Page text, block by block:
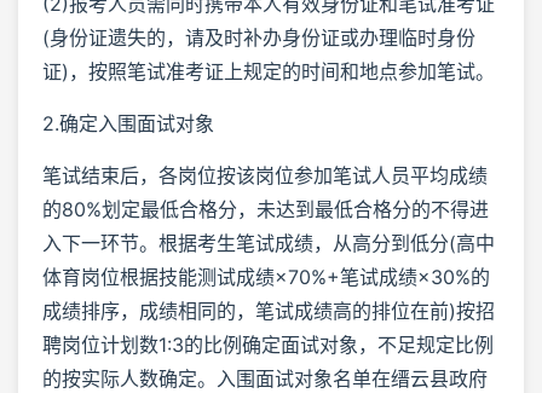
(身份证遗失的，请及时补办身份证或办理临时身份
证)，按照笔试准考证上规定的时间和地点参加笔试。
2.确定入围面试对象
笔试结束后，各岗位按该岗位参加笔试人员平均成绩
的80%划定最低合格分，未达到最低合格分的不得进
入下一环节。根据考生笔试成绩，从高分到低分(高中
体育岗位根据技能测试成绩×70%+笔试成绩×30%的
成绩排序，成绩相同的，笔试成绩高的排位在前)按招
聘岗位计划数1:3的比例确定面试对象，不足规定比例
的按实际人数确定。入围面试对象名单在缙云县政府